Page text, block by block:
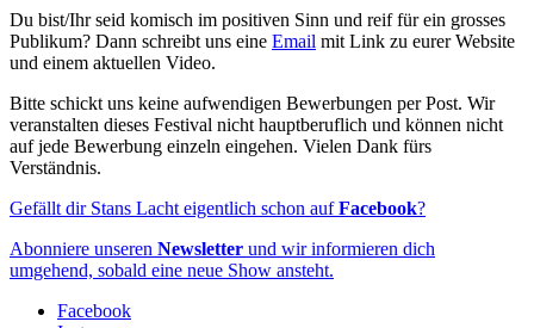
Du bist/Ihr seid komisch im positiven Sinn und reif für ein grosses
Publikum? Dann schreibt uns eine Email mit Link zu eurer Website
und einem aktuellen Video.
Bitte schickt uns keine aufwendigen Bewerbungen per Post. Wir
veranstalten dieses Festival nicht hauptberuflich und können nicht
auf jede Bewerbung einzeln eingehen. Vielen Dank fürs
Verständnis.
Gefällt dir Stans Lacht eigentlich schon aufFacebook?
Abonniere unseren Newsletter und wir informieren dich
umgehend, sobald eine neue Show ansteht.
Facebook